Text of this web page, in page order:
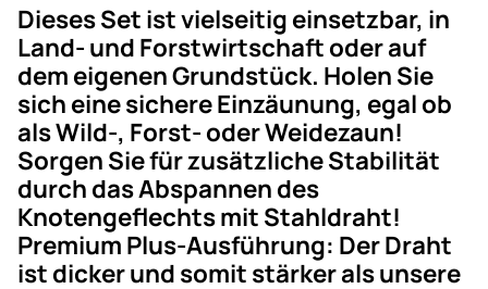
Dieses Set ist vielseitig einsetzbar, in
Land- und Forstwirtschaft oder auf
dem eigenen Grundstück. Holen Sie
sich eine sichere Einzäunung, egal ob
als Wild-, Forst- oder Weidezaun!
Sorgen Sie für zusätzliche Stabilität
durch das Abspannen des
Knotengeflechts mit Stahldraht!
Premium Plus-Ausführung: Der Draht
ist dicker und somit stärker als unsere